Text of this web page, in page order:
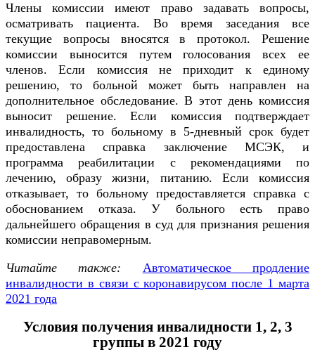
Члены комиссии имеют право задавать вопросы,
осматривать пациента. Во время заседания все
текущие вопросы вносятся в протокол. Решение
комиссии выносится путем голосования всех ее
членов. Если комиссия не приходит к единому
решению, то больной может быть направлен на
дополнительное обследование. В этот день комиссия
выносит решение. Если комиссия подтверждает
инвалидность, то больному в 5-дневный срок будет
предоставлена справка заключение МСЭК, и
программа реабилитации с рекомендациями по
лечению, образу жизни, питанию. Если комиссия
отказывает, то больному предоставляется справка с
обоснованием отказа. У больного есть право
дальнейшего обращения в суд для признания решения
комиссии неправомерным.
Читайте также:
Автоматическое продление
инвалидности в связи с коронавирусом после 1 марта
2021 года
Условия получения инвалидности 1, 2, 3
группы в 2021 году